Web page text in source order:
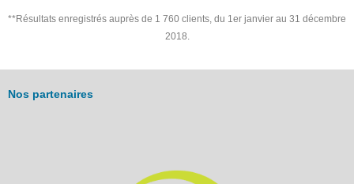
**Résultats enregistrés auprès de 1 760 clients, du 1er janvier au 31 décembre
2018.
Nos partenaires